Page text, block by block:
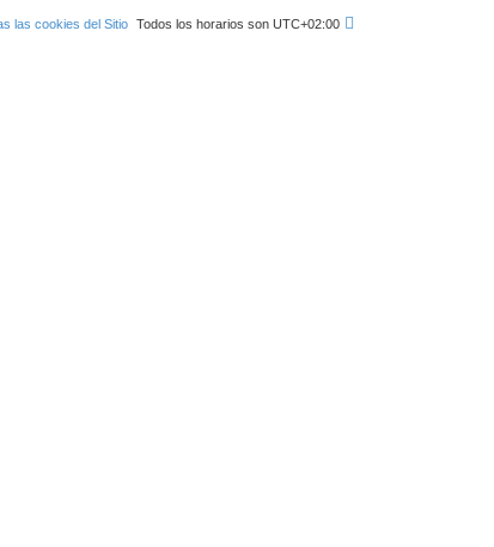
Todos los horarios son UTC+02:00
las cookies del Sitio